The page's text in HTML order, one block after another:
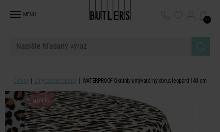
MENU
0
Domov Umývateľné obrusy WATERPROOF Okrúhly umývateľný obrus leopard 140 cm
NOVÉ!